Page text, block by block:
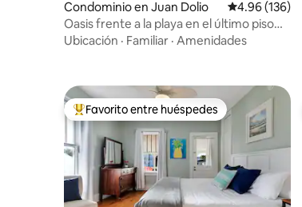
Condominio en Juan Dolio Calificación
4.96 (136)
Oasis frente a la playa en el último piso
con 3 recámaras y vistas preciosas
Ubicación · Familiar · Amenidades
De los mejores en Favorito entre huéspedes
Favorito entre huéspedes